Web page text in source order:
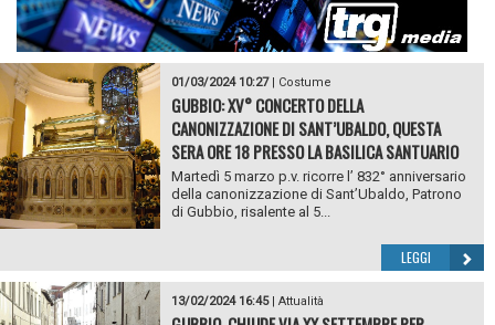
01/03/2024 10:27| Costume
GUBBIO: XV° CONCERTO DELLA
CANONIZZAZIONE DI SANT’UBALDO, QUESTA
SERA ORE 18 PRESSO LA BASILICA SANTUARIO
Martedì 5 marzo p.v. ricorre l’ 832° anniversario
della canonizzazione di Sant’Ubaldo, Patrono
di Gubbio, risalente al 5...
LEGGI
13/02/2024 16:45| Attualità